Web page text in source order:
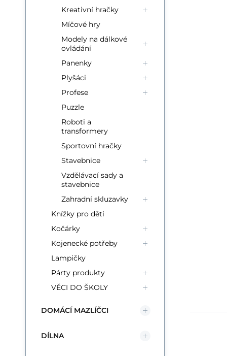
Kreativní hračky
Míčové hry
Modely na dálkové
ovládání
Panenky
Plyšáci
Profese
Puzzle
Roboti a
transformery
Sportovní hračky
Stavebnice
Vzdělávací sady a
stavebnice
Zahradní skluzavky
Knížky pro děti
Kočárky
Kojenecké potřeby
Lampičky
Párty produkty
VĚCI DO ŠKOLY
DOMÁCÍ MAZLÍČCI
DÍLNA